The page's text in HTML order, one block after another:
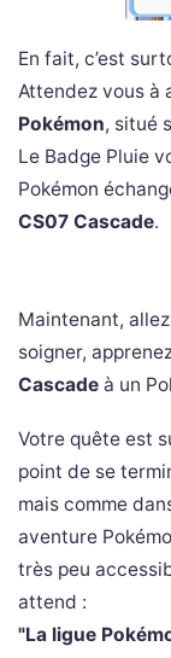
En fait, c’est
Attendez vous à
Pokémon, situé
Le Badge Pluie
Pokémon
CS07 Cascade.
Maintenant,
soigner,
Cascade à un
Votre quête est
point de se
mais comme
aventure
très peu
attend :
"La ligue